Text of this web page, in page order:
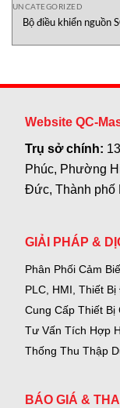
UNCATEGORIZED
Bộ điều khiển nguồn
Website QC-
Trụ sở chính:
Phúc, Phường
Đức, Thành phố
GIẢI PHÁP &
Phân Phối Cảm
PLC, HMI, Thiết Bị
Cung Cấp Thiết Bị
Tư Vấn Tích Hợp
Thống Thu Thập
BÁO GIÁ &